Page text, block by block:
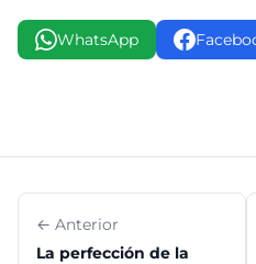
WhatsApp
← Anterior
La perfección de la